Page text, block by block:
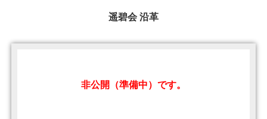
遥碧会 沿革
非公開（準備中）です。